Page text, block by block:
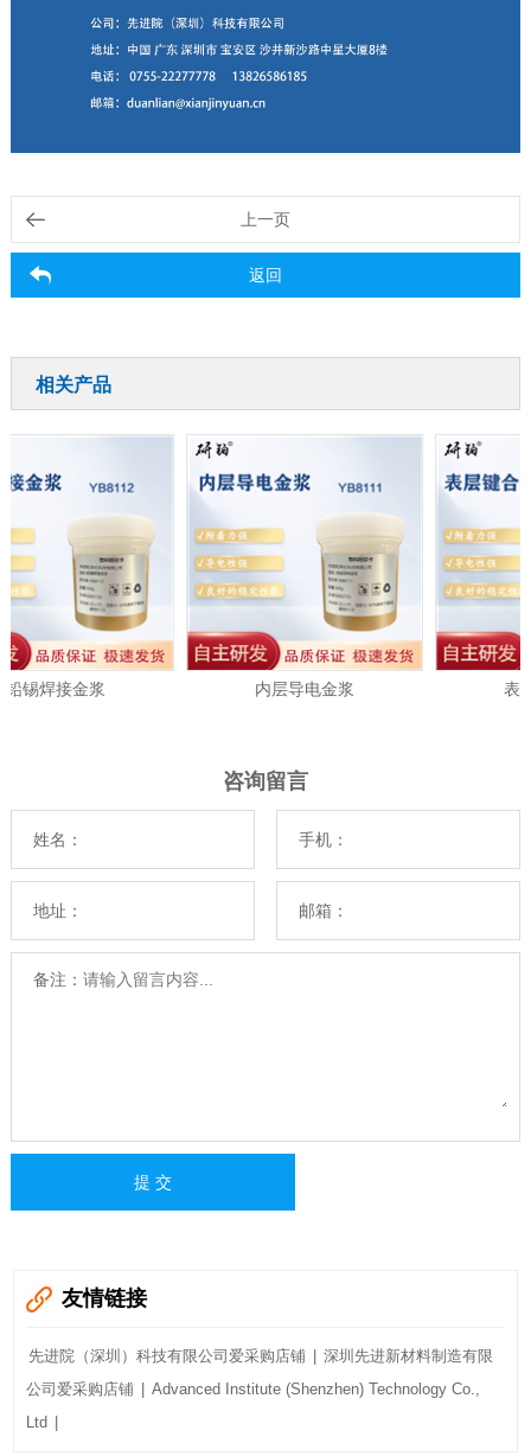
上一页
返回
相关产品
焊接金浆 内层导电金浆 表层
咨询留言
姓名： 手机：
地址： 邮箱：
备注：
友情链接
先进院（深圳）科技有限公司爱采购店铺
深圳先进新材料制造有限
公司爱采购店铺
Advanced Institute (Shenzhen) Technology Co.,
Ltd